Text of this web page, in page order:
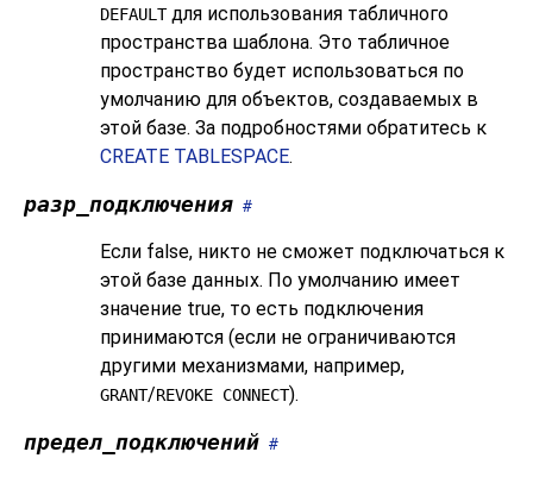
DEFAULTдля использования табличного
пространства шаблона. Это табличное
пространство будет использоваться по
умолчанию для объектов, создаваемых в
этой базе. За подробностями обратитесь к
CREATE TABLESPACE.
разр_подключения #
Если false, никто не сможет подключаться к
этой базе данных. По умолчанию имеет
значение true, то есть подключения
принимаются (если не ограничиваются
другими механизмами, например,
GRANT/REVOKE CONNECT).
предел_подключений #